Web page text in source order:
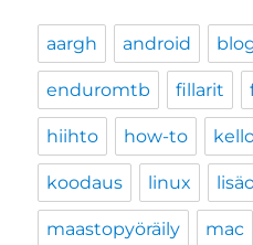
aargh android
enduromtb fillarit
hiihto how-to
koodaus linux
maastopyöräily mac